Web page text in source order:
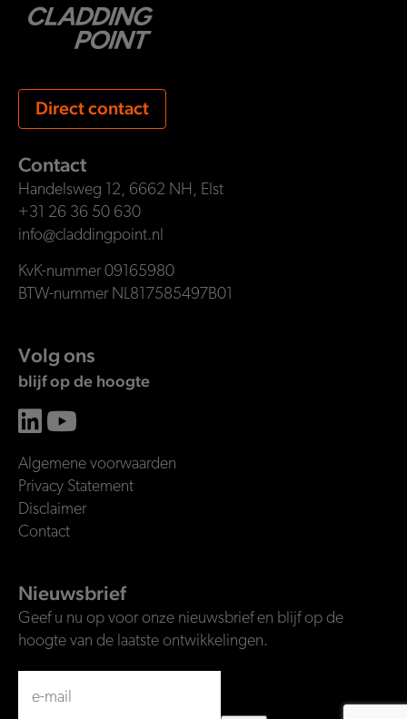
Direct contact
Contact
Handelsweg 12, 6662 NH, Elst
+31 26 36 50 630
info@claddingpoint.nl
KvK-nummer 09165980
BTW-nummer NL817585497B01
Volg ons
blijf op de hoogte
Algemene voorwaarden
Privacy Statement
Disclaimer
Contact
Nieuwsbrief
Geef u nu op voor onze nieuwsbrief en blijf op de
hoogte van de laatste ontwikkelingen.